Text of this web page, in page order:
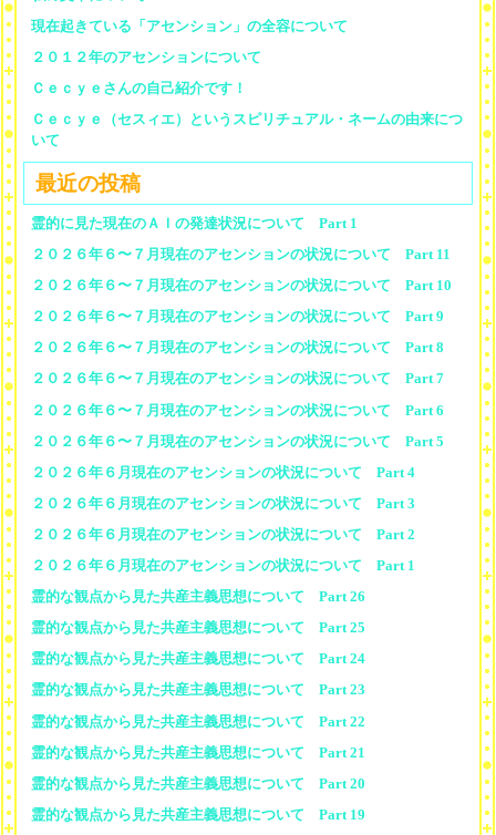
現在起きている「アセンション」の全容について
２０１２年のアセンションについて
Ｃｅｃｙｅさんの自己紹介です！
Ｃｅｃｙｅ（セスィエ）というスピリチュアル・ネームの由来につ
いて
最近の投稿
霊的に見た現在のＡＩの発達状況について Part 1
２０２６年６〜７月現在のアセンションの状況について Part 11
２０２６年６〜７月現在のアセンションの状況について Part 10
２０２６年６〜７月現在のアセンションの状況について Part 9
２０２６年６〜７月現在のアセンションの状況について Part 8
２０２６年６〜７月現在のアセンションの状況について Part 7
２０２６年６〜７月現在のアセンションの状況について Part 6
２０２６年６〜７月現在のアセンションの状況について Part 5
２０２６年６月現在のアセンションの状況について Part 4
２０２６年６月現在のアセンションの状況について Part 3
２０２６年６月現在のアセンションの状況について Part 2
２０２６年６月現在のアセンションの状況について Part 1
霊的な観点から見た共産主義思想について Part 26
霊的な観点から見た共産主義思想について Part 25
霊的な観点から見た共産主義思想について Part 24
霊的な観点から見た共産主義思想について Part 23
霊的な観点から見た共産主義思想について Part 22
霊的な観点から見た共産主義思想について Part 21
霊的な観点から見た共産主義思想について Part 20
霊的な観点から見た共産主義思想について Part 19